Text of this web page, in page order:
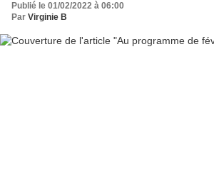
Publié le 01/02/2022 à 06:00
Par Virginie B